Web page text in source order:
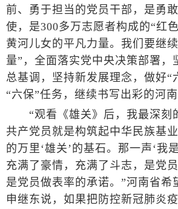
前、勇于担当的党员干部，是勇
使，是300多万志愿者构成的“红
黄河儿女的平凡力量。我们要继
量”，全面落实党中央决策部署，
总基调，坚持新发展理念，做好“
“六保”任务，继续书写出彩的河南
“观看《雄关》后，我最深刻
共产党员就是构筑起中华民族基
的万里‘雄关’的基石。那一声‘我
充满了豪情，充满了斗志，是党
是党员做表率的承诺。”河南省希
申继东说，如果把防控新冠肺炎